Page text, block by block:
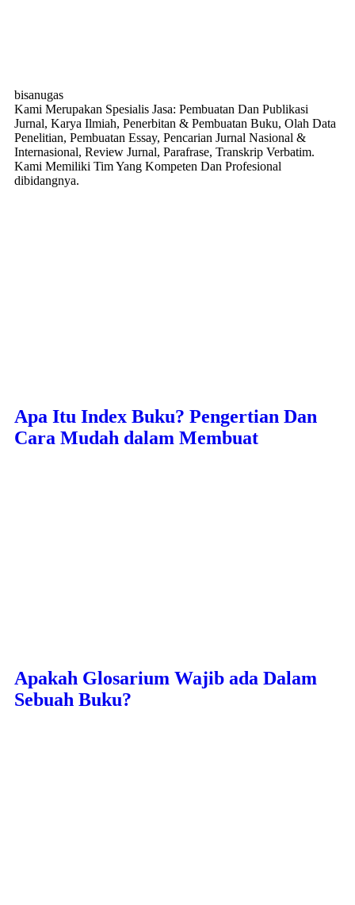
bisanugas
Kami Merupakan Spesialis Jasa: Pembuatan Dan Publikasi
Jurnal, Karya Ilmiah, Penerbitan & Pembuatan Buku, Olah Data
Penelitian, Pembuatan Essay, Pencarian Jurnal Nasional &
Internasional, Review Jurnal, Parafrase, Transkrip Verbatim.
Kami Memiliki Tim Yang Kompeten Dan Profesional
dibidangnya.
Apa Itu Index Buku? Pengertian Dan
Cara Mudah dalam Membuat
Apakah Glosarium Wajib ada Dalam
Sebuah Buku?